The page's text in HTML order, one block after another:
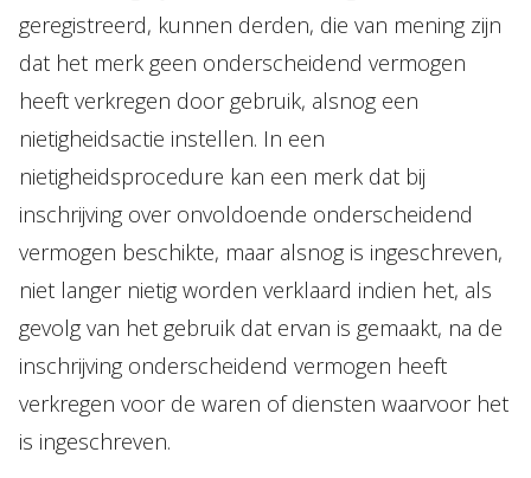
geregistreerd, kunnen derden, die van mening zijn
dat het merk geen onderscheidend vermogen
heeft verkregen door gebruik, alsnog een
nietigheidsactie instellen. In een
nietigheidsprocedure kan een merk dat bij
inschrijving over onvoldoende onderscheidend
vermogen beschikte, maar alsnog is ingeschreven,
niet langer nietig worden verklaard indien het, als
gevolg van het gebruik dat ervan is gemaakt, na de
inschrijving onderscheidend vermogen heeft
verkregen voor de waren of diensten waarvoor het
is ingeschreven.